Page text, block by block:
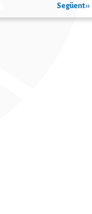
Següent››